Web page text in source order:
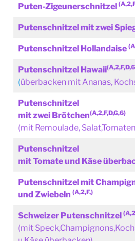
Puten-Zigeunerschnitzel
Putenschnitzel mit zwei
Putenschnitzel Hollandaise
Putenschnitzel Hawaii
(überbacken mit Ananas,
Putenschnitzel
mit zwei Brötchen(A,2,F,D,G,6)
(mit Remoulade,
Putenschnitzel
mit Tomate und Käse
Putenschnitzel mit
und Zwiebeln (A,2,F,)
Schweizer Putenschnitzel
(mit